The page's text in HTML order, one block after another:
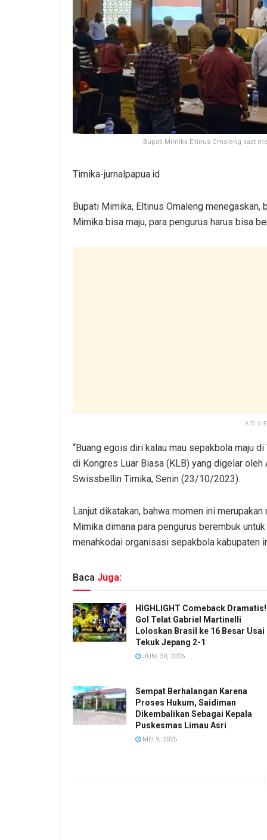
Bupati Mimika Eltinus Omaleng saat
Timika-jurnalpapua.id
Bupati Mimika, Eltinus Omaleng
Mimika bisa maju, para pengurus harus bisa
“Buang egois diri kalau mau sepakbola maju
di Kongres Luar Biasa (KLB) yang digelar
Swissbellin Timika, Senin (23/10/2023).
Lanjut dikatakan, bahwa momen ini
Mimika dimana para pengurus berembuk
menahkodai organisasi sepakbola kabupaten
Baca Juga:
HIGHLIGHT Comeback Dramatis!
Gol Telat Gabriel Martinelli
Loloskan Brasil ke 16 Besar Usai
Tekuk Jepang 2-1
JUNI 30, 2026
Sempat Berhalangan Karena
Proses Hukum, Saidiman
Dikembalikan Sebagai Kepala
Puskesmas Limau Asri
MEI 9, 2025